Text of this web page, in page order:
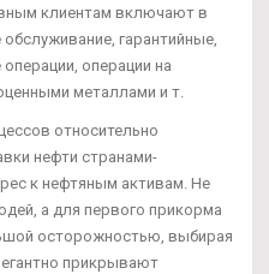
клиентам включают в
гарантийные,
операции на
металлами и т.
относительно
нефти странами-
к нефтяным активам. Не
а для первого прикорма
осторожностью, выбирая
прикрывают